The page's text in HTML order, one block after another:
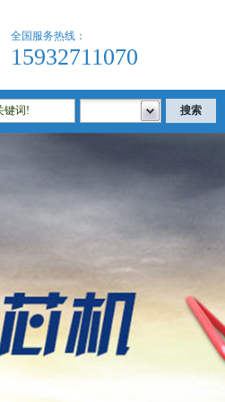
全国服务热线：
15932711070
筑试验仪器|公路试验仪器|土工试验